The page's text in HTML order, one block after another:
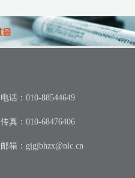
电话：010-88544649
传真：010-68476406
邮箱： gjgjbhzx@nlc.cn